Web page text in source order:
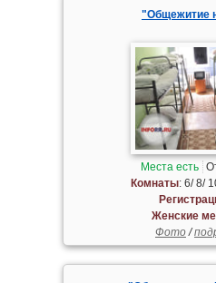
"Общежитие
Места есть
Комнаты: 6/ 8/
Женские
Фото/